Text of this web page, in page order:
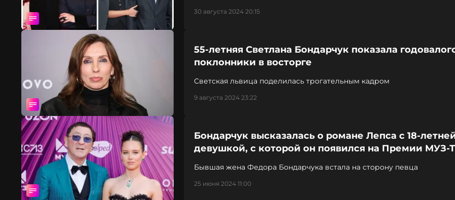
30 августа 2024 20:15
55-летняя Светлана Бондарчук показала
поклонники в восторге
Светская львица поделилась трогательным кадром
9 августа 2024 23:22
Бондарчук высказалась о романе Лепса с 18-
девушкой, с которой он появился на Премии МУЗ-
Бывшая жена Федора Бондарчука встала на сторону певца
25 июня 2024 11:00